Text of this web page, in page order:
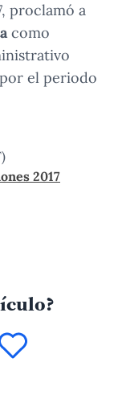
proclamó a
como
el periodo
2017